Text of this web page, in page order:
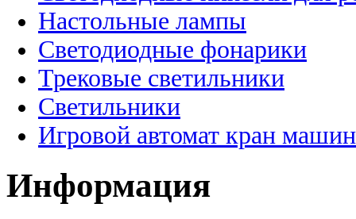
Настольные лампы
Светодиодные фонарики
Трековые светильники
Светильники
Игровой автомат кран
Информация